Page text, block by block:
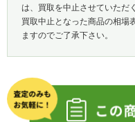
は、買取を中止させていただ
買取中止となった商品の相場
ますのでご了承下さい。